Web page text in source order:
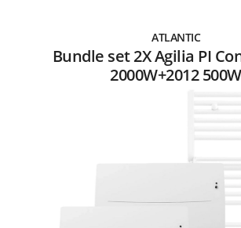
ATLANTIC
Bundle set 2X Agilia PI
2000W+2012 500W